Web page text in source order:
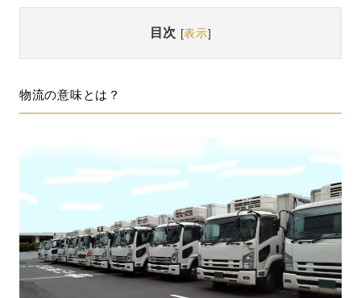
目次 [表示]
物流の意味とは？